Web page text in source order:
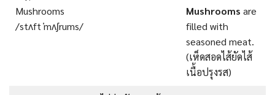
Mushrooms
/stʌft ˈmʌʃrums/
Mushrooms are
filled with
seasoned meat.
(เห็ดสอดไส้ยัดไส้
เนื้อปรุงรส)